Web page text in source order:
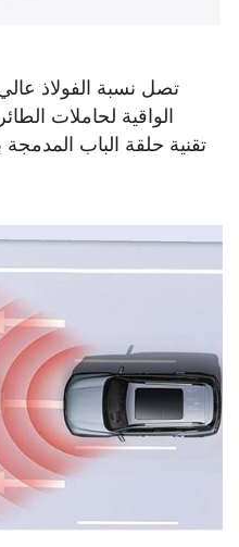
تصل نسبة الفولاذ
تقنية حلقة الباب المدمجة